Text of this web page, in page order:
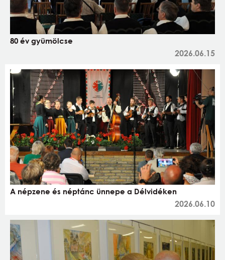
80 év gyümölcse
2026.06.15
A népzene és néptánc ünnepe a Délvidéken
2026.06.10